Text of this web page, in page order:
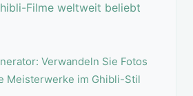
Filme weltweit beliebt
Verwandeln Sie Fotos
Meisterwerke im Ghibli-Stil